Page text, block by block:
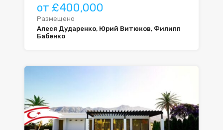
от £400,000
Размещено
Алеся Дударенко, Юрий Витюков, Филипп
Бабенко